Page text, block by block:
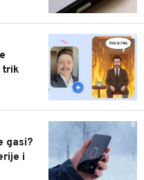
0
trik
0
gasi?
i